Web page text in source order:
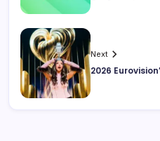
Next
2026